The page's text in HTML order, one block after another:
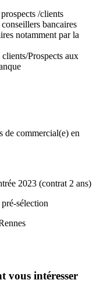
/clients
bancaires
notamment par la
Prospects aux
de commercial(e) en
2023 (contrat 2 ans)
sélection
vous intéresser